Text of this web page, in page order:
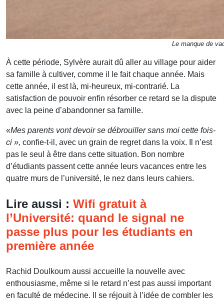
Le manque de
À cette période, Sylvère aurait dû aller au village pour aider
sa famille à cultiver, comme il le fait chaque année. Mais
cette année, il est là, mi-heureux, mi-contrarié. La
satisfaction de pouvoir enfin résorber ce retard se la dispute
avec la peine d’abandonner sa famille.
«Mes parents vont devoir se débrouiller sans moi cette fois-
ci », confie-t-il, avec un grain de regret dans la voix. Il n’est
pas le seul à être dans cette situation. Bon nombre
d’étudiants passent cette année leurs vacances entre les
quatre murs de l’université, le nez dans leurs cahiers.
Lire aussi : Wifi gratuit à
l’Université: quand le signal ne
passe plus pour les étudiants en
première année
Rachid Doulkoum aussi accueille la nouvelle avec
enthousiasme, même si le retard n’est pas aussi important
en faculté de médecine. Il se réjouit à l’idée de combler les